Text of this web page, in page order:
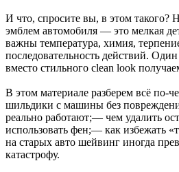
И что, спросите вы, в этом такого?
эмблем автомобиля — это мелкая
важны температура, химия,
последовательность действий.
вместо стильного clean look
В этом материале разберем всё по-
шильдики с машины без
реально работают;— чем удалить
использовать фен;— как избежать
на старых авто шейвинг иногда
катастрофу.